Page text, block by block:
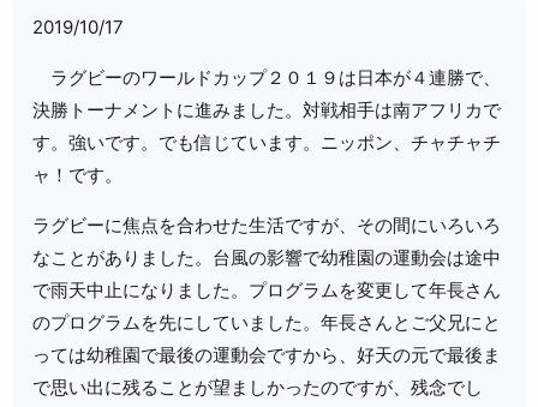
2019/10/17
ラグビーのワールドカップ２０１９は日本が４連勝で、
決勝トーナメントに進みました。対戦相手は南アフリカで
す。強いです。でも信じています。ニッポン、チャチャチ
ャ！です。
ラグビーに焦点を合わせた生活ですが、その間にいろいろ
なことがありました。台風の影響で幼稚園の運動会は途中
で雨天中止になりました。プログラムを変更して年長さん
のプログラムを先にしていました。年長さんとご父兄にと
っては幼稚園で最後の運動会ですから、好天の元で最後ま
で思い出に残ることが望ましかったのですが、残念でし